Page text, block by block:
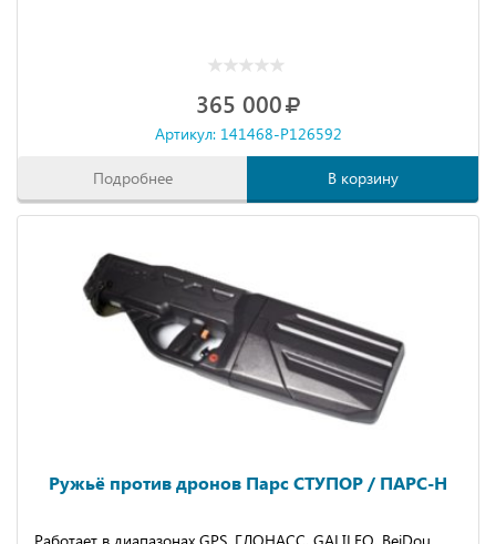
365 000
Артикул: 141468-P126592
Подробнее В корзину
Ружьё против дронов Парс СТУПОР / ПАРС-Н